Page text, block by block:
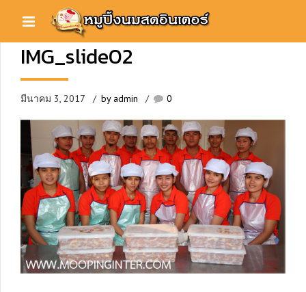
IMG_slide02
มีนาคม 3, 2017 by admin 0